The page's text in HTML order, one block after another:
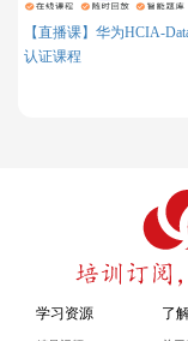
2026 年跨地区报考
江、广东等严审地区
（一）软考跨地区
与报名填写的 “工
广州（广东）本地报
【直播课】华为HCIA-
认证课程
学习资源 了